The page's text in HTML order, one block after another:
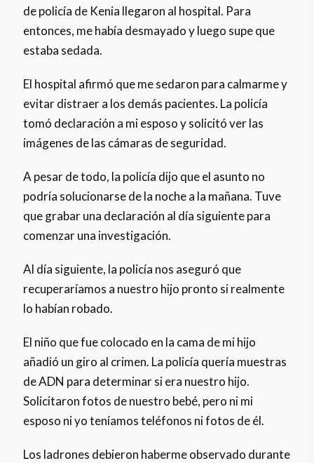
de policía de Kenia llegaron al hospital. Para
entonces, me había desmayado y luego supe que
estaba sedada.
El hospital afirmó que me sedaron para calmarme y
evitar distraer a los demás pacientes. La policía
tomó declaración a mi esposo y solicitó ver las
imágenes de las cámaras de seguridad.
A pesar de todo, la policía dijo que el asunto no
podría solucionarse de la noche a la mañana. Tuve
que grabar una declaración al día siguiente para
comenzar una investigación.
Al día siguiente, la policía nos aseguró que
recuperaríamos a nuestro hijo pronto si realmente
lo habían robado.
El niño que fue colocado en la cama de mi hijo
añadió un giro al crimen. La policía quería muestras
de ADN para determinar si era nuestro hijo.
Solicitaron fotos de nuestro bebé, pero ni mi
esposo ni yo teníamos teléfonos ni fotos de él.
Los ladrones debieron haberme observado durante